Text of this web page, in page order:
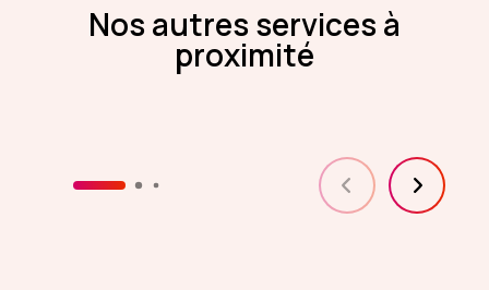
Nos autres services à
proximité